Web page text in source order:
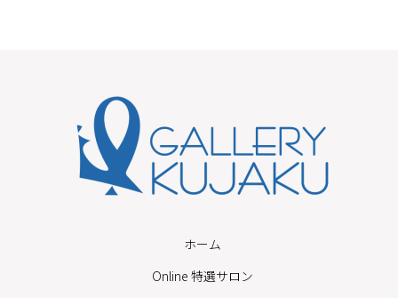
ホーム
Online 特選サロン